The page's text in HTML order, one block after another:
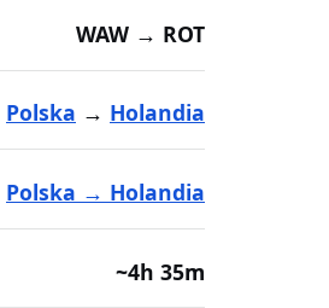
WAW → ROT
Polska → Holandia
Polska → Holandia
~4h 35m